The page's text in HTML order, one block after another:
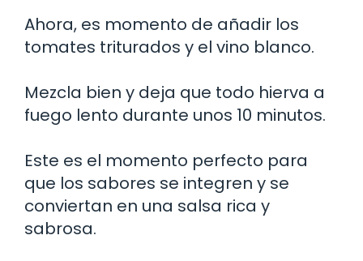
Ahora, es momento de añadir los
tomates triturados y el vino blanco.
Mezcla bien y deja que todo hierva a
fuego lento durante unos 10 minutos.
Este es el momento perfecto para
que los sabores se integren y se
conviertan en una salsa rica y
sabrosa.